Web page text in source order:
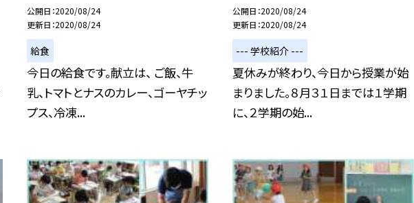
公開日 2020/08/24
更新日 2020/08/24
給食
今日の給食です。献立は、 ご飯、牛
乳、トマトとナスのカレー、ゴーヤチッ
プス、冷凍...
公開日 2020/08/24
更新日 2020/08/24
--- 学校紹介 ---
夏休みが終わり、今日から授業が始
まりました。８月３１日までは１学期
に、２学期の始...